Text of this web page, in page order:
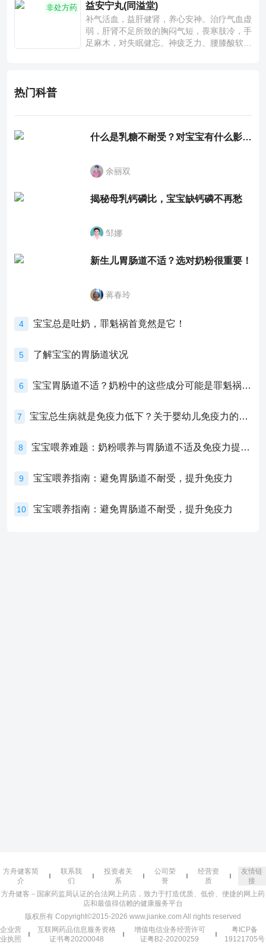
非处方药 益安宁丸(同溢堂)
补气活血，益肝健肾，养心安神。治疗气血虚
弱，肝肾不足所致的胸闷气短，畏寒肢冷，手
足麻木，对失眠健忘、神疲乏力、腰膝酸软也
热门科普
什么是乳糖不耐受？对宝宝有什么影响？
余丽双
揭秘母乳钙磷比，宝宝缺钙磷不再愁
邹娜
新生儿胃肠道不适？选对奶粉很重要！
蒋春玲
4 宝宝总是吐奶，罪魁祸首竟然是它！
5 了解宝宝的胃肠道状况
6 宝宝胃肠道不适？奶粉中的这些成分可能是罪魁祸首！
7 宝宝总生病就是免疫力低下？关于婴幼儿免疫力的真相，家长必须了解！
8 宝宝喂养难题：奶粉喂养与胃肠道不适及免疫力提升的奥秘
9 宝宝喂养指南：避免胃肠道不耐受，提升免疫力
10 宝宝喂养指南：避免胃肠道不耐受，提升免疫力
方舟健客简
介
联系我
们
投资者关
系
公司荣
誉
经营资
质
友情链
接
方舟健客－国家药监局认证的合法网上药店，致力于打造优质、低价、便捷的网上药
店和最值得信赖的健康服务平台
版权所有 Copyright©2015-2026 www.jianke.com All rights reserved
企业营
业执照
互联网药品信息服务资格
证书粤20200048
增值电信业务经营许可
证粤B2-20200259
粤ICP备
19121705号